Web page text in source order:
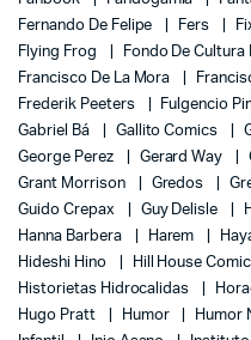
Fernando De Felipe
Fers
Flying Frog
Fondo De Cultura
Francisco De La Mora
Frederik Peeters
Fulgencio
Gabriel Bá
Gallito Comics
George Perez
Gerard Way
Grant Morrison
Gredos
Guido Crepax
Guy Delisle
Hanna Barbera
Harem
Hideshi Hino
Hill House
Historietas Hidrocalidas
Hugo Pratt
Humor Humor